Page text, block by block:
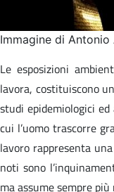
Immagine di Antonio
Le esposizioni
lavora, costituiscono
studi epidemiologici
cui l’uomo trascorre
lavoro rappresenta
noti sono
ma assume sempre